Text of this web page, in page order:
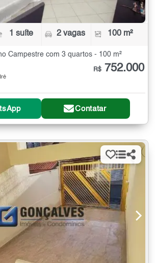
1 suíte 2 vagas 100 m²
Campestre com 3 quartos - 100 m²
R$ 752.000
Contatar